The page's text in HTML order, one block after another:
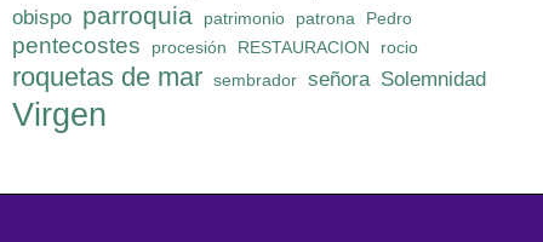
obispo parroquia patrimonio patrona Pedro
pentecostes procesión RESTAURACION rocio
roquetas de mar sembrador señora Solemnidad
Virgen